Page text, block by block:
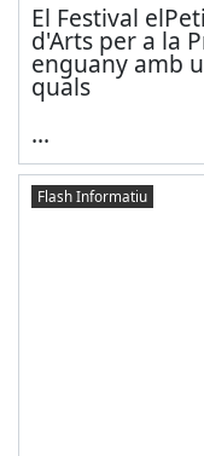
El Festival
d'Arts per a la
enguany amb
quals
...
Flash Informatiu